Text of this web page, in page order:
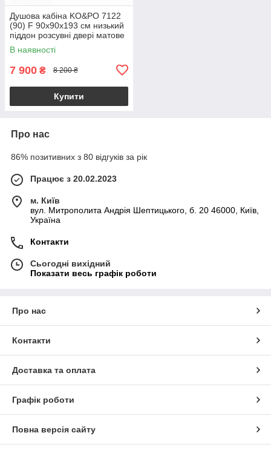
Душова кабіна KO&PO 7122
(90) F 90x90х193 см низький
піддон розсувні двері матове
скло
В наявності
7 900 ₴ 8 200 ₴
Купити
Про нас
86% позитивних з 80 відгуків за рік
Працює з 20.02.2023
м. Київ
вул. Митрополита Андрія Шептицького, б. 20 46000, Київ,
Україна
Контакти
Сьогодні вихідний
Показати весь графік роботи
Про нас
Контакти
Доставка та оплата
Графік роботи
Повна версія сайту